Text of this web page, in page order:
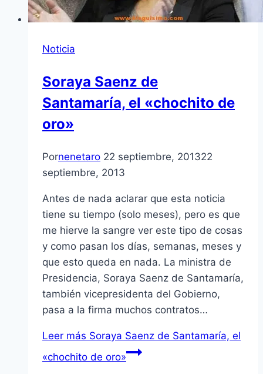
Noticia
Soraya Saenz de
Santamaría, el «chochito de
oro»
Pornenetaro 22 septiembre, 201322
septiembre, 2013
Antes de nada aclarar que esta noticia
tiene su tiempo (solo meses), pero es que
me hierve la sangre ver este tipo de cosas
y como pasan los días, semanas, meses y
que esto queda en nada. La ministra de
Presidencia, Soraya Saenz de Santamaría,
también vicepresidenta del Gobierno,
pasa a la firma muchos contratos…
Leer más Soraya Saenz de Santamaría, el
«chochito de oro»